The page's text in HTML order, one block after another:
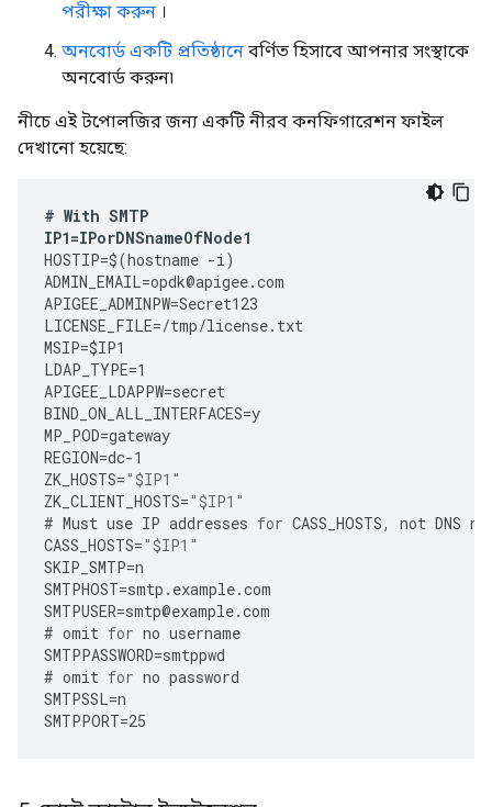
পরীক্ষা করুন ।
অনবোর্ড একটি প্রতিষ্ঠানে বর্ণিত হিসাবে আপনার সংস্থাকে
অনবোর্ড করুন৷
নীচে এই টপোলজির জন্য একটি নীরব কনফিগারেশন ফাইল
দেখানো হয়েছে:
# With SMTP
IP1=IPorDNSnameOfNode1
HOSTIP=$(hostname -i)
ADMIN_EMAIL=opdk@apigee.com
APIGEE_ADMINPW=Secret123
LICENSE_FILE=/tmp/license.txt
MSIP=$IP1
LDAP_TYPE=1
APIGEE_LDAPPW=secret
BIND_ON_ALL_INTERFACES=y
MP_POD=gateway
REGION=dc-1
ZK_HOSTS="$IP1"
ZK_CLIENT_HOSTS="$IP1"
# Must use IP addresses for CASS_HOSTS, not DNS
CASS_HOSTS="$IP1"
SKIP_SMTP=n
SMTPHOST=smtp . example.com
SMTPUSER=smtp@example.com
# omit for no username
SMTPPASSWORD=smtppwd
# omit for no password
SMTPSSL=n
SMTPPORT=25